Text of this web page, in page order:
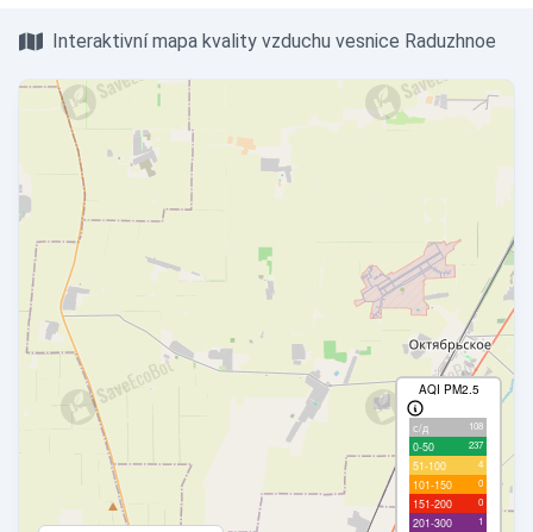
Interaktivní mapa kvality vzduchu vesnice Raduzhnoe
AQI PM2.5
с/д 108
0-50 237
51-100 4
101-150 0
151-200 0
201-300 1